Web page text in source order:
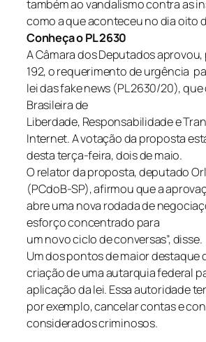
também ao vandalismo contra as
como a que aconteceu no dia oito
Conheça o PL 2630
A Câmara dos Deputados aprovou,
192, o requerimento de urgência
lei das fake news (PL 2630/20), que
Brasileira de
Liberdade, Responsabilidade e
Internet. A votação da proposta
desta terça-feira, dois de maio.
O relator da proposta, deputado
(PCdoB-SP), afirmou que a
abre uma nova rodada de
esforço concentrado para
um novo ciclo de conversas”, disse.
Um dos pontos de maior destaque
criação de uma autarquia federal
aplicação da lei. Essa autoridade
por exemplo, cancelar contas e
considerados criminosos.